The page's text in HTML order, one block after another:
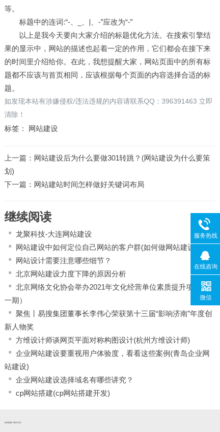
等。
标题中的连词:“-、_、|、-”应改为“-”
以上是我今天要向大家介绍的标题优化方法。在搜索引擎结
果的显示中，网站的描述也起着一定的作用，它们都会在接下来
的时间里介绍给你。在此，我想提醒大家，网站页面中的所有标
题都不应该与首页相同，应该根据每个页面的内容选择合适的标
题。
如发现本站有涉嫌侵权/违法违规的内容请联系QQ：396391463 立即
清除！
标签： 网站建设
上一篇： 网站建设后为什么要做301转跳？(网站建设为什么要策
划)
下一篇： 网站建站时间怎样做好关键词布局
继续阅读
龙聚科技-大连网站建设
网站建设中如何定位自己网站的客户群(如何做网站建设)
网站设计需要注意哪些细节？
北京网站建设力度下降的原因分析
北京网络文化协会举办2021年文化经营单位素质提升项目（第
一期）
聚焦丨易搜集团董事长李伟心荣获第十三届“影响济南”年度创
新人物奖
方维设计师谈网页平面对称构图设计(杭州方维设计师)
企业网站建设要重视用户体验度，看看这些案例(青岛企业网
站建设)
企业网站建设选择域名有哪些讲究？
cp网站搭建(cp网站搭建开发)
友情链接: 城市分站
服务热线
在线咨询
微信